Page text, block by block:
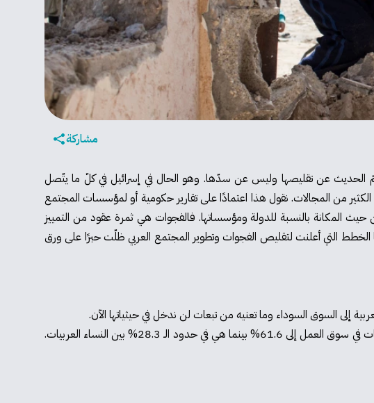
مشاركة
الحديث عن تقليصها وليس عن سدّها. وهو الحال في إسرائيل في كلّ ما يتّصل
الكثير من المجالات. نقول هذا اعتمادًا على تقارير حكومية أو لمؤسسات المجتمع
المكانة بالنسبة للدولة ومؤسساتها. فالفجوات هي ثمرة عقود من التمييز
الخطط التي أعلنت لتقليص الفجوات وتطوير المجتمع العربي ظلّت حبرًا على ورق
نسبة الرجال اليهود المنخرطين في سوق العمل تبلغ 64.4% مقارنة بـ 50.4% من الرجال العرب. تصل النسبة لدى النساء اليهوديات في سوق العمل إلى 61.6% بينما هي في حدود الـ 28.3% بين النساء العربيات.